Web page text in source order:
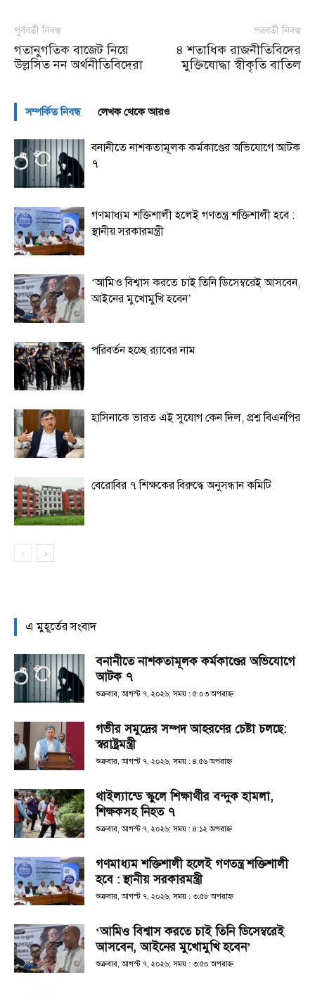
পূর্ববর্তী নিবন্ধ
গতানুগতিক বাজেট নিয়ে
উল্লসিত নন অর্থনীতিবিদেরা
পরবর্তী নিবন্ধ
৪ শতাধিক রাজনীতিবিদের
মুক্তিযোদ্ধা স্বীকৃতি বাতিল
সম্পর্কিত নিবন্ধ লেখক থেকে আরও
বনানীতে নাশকতামূলক কর্মকাণ্ডের অভিযোগে আটক
৭
গণমাধ্যম শক্তিশালী হলেই গণতন্ত্র শক্তিশালী হবে :
স্থানীয় সরকারমন্ত্রী
‘আমিও বিশ্বাস করতে চাই তিনি ডিসেম্বরেই আসবেন,
আইনের মুখোমুখি হবেন’
পরিবর্তন হচ্ছে র‌্যাবের নাম
হাসিনাকে ভারত এই সুযোগ কেন দিল, প্রশ্ন বিএনপির
বেরোবির ৭ শিক্ষকের বিরুদ্ধে অনুসন্ধান কমিটি
এ মুহূর্তের সংবাদ
বনানীতে নাশকতামূলক কর্মকাণ্ডের অভিযোগে
আটক ৭
শুক্রবার, আগস্ট ৭, ২০২৬; সময় : ৫:০৩ অপরাহ্ণ
গভীর সমুদ্রের সম্পদ আহরণের চেষ্টা চলছে:
স্বরাষ্ট্রমন্ত্রী
শুক্রবার, আগস্ট ৭, ২০২৬; সময় : ৪:৫৬ অপরাহ্ণ
থাইল্যান্ডে স্কুলে শিক্ষার্থীর বন্দুক হামলা,
শিক্ষকসহ নিহত ৭
শুক্রবার, আগস্ট ৭, ২০২৬; সময় : ৪:১২ অপরাহ্ণ
গণমাধ্যম শক্তিশালী হলেই গণতন্ত্র শক্তিশালী
হবে : স্থানীয় সরকারমন্ত্রী
শুক্রবার, আগস্ট ৭, ২০২৬; সময় : ৩:৫৮ অপরাহ্ণ
‘আমিও বিশ্বাস করতে চাই তিনি ডিসেম্বরেই
আসবেন, আইনের মুখোমুখি হবেন’
শুক্রবার, আগস্ট ৭, ২০২৬; সময় : ৩:৫০ অপরাহ্ণ